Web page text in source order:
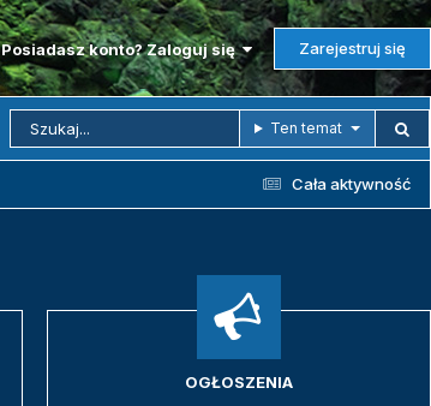
Posiadasz konto? Zaloguj się Zarejestruj się
Ten temat
Cała aktywność
OGŁOSZENIA